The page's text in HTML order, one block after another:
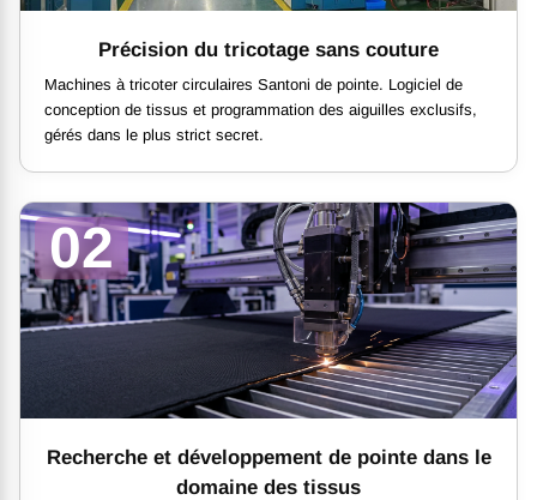
Précision du tricotage sans couture
Machines à tricoter circulaires Santoni de pointe. Logiciel de
conception de tissus et programmation des aiguilles exclusifs,
gérés dans le plus strict secret.
02
Recherche et développement de pointe dans le
domaine des tissus